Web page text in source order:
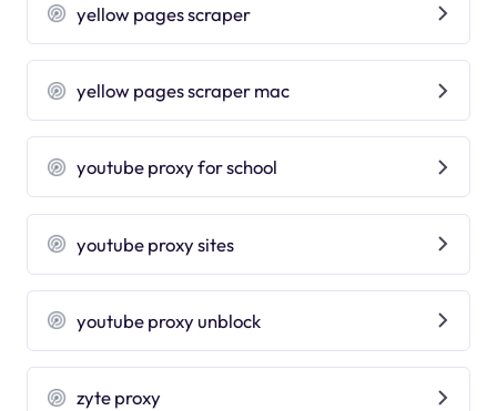
yellow pages scraper
yellow pages scraper mac
youtube proxy for school
youtube proxy sites
youtube proxy unblock
zyte proxy